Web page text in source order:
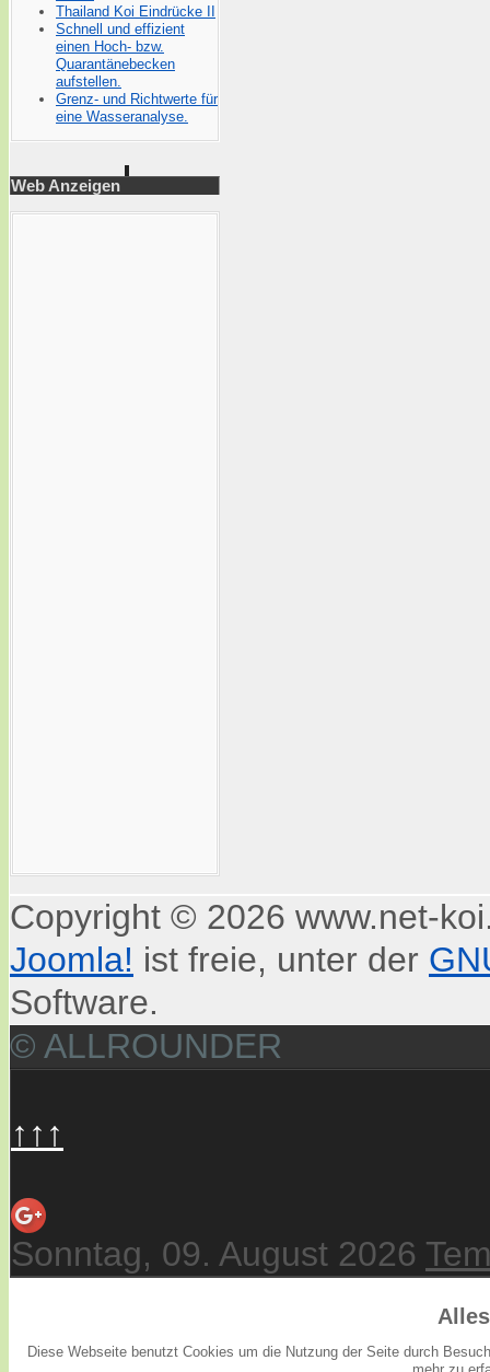
Thailand Koi Eindrücke II
Schnell und effizient
einen Hoch- bzw.
Quarantänebecken
aufstellen.
Grenz- und Richtwerte für
eine Wasseranalyse.
Web Anzeigen
Copyright © 2026 www.net-
Joomla! ist freie, unter der
Software.
© ALLROUNDER
↑↑↑
Sonntag, 09. August 2026
Diese Webseite benutzt Cookies um die Nutzung der Seite durch